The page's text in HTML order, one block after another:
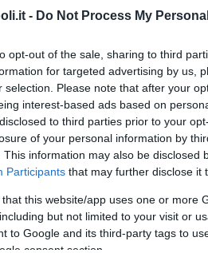
- Do Not Process My
opt-out of the sale, sharing to third
for targeted advertising by us,
selection. Please note that after your
interest-based ads based on
to third parties prior to your
of your personal information by
This information may also be disclosed
Participants that may further disclose it
that this website/app uses one or more
but not limited to your visit or
to Google and its third-party tags to
consent section.
potrete usare, per creare le
manico o, meglio ancora, le
perfette se volete creare
essenziale per la
Ma serve per renderle più
loro ‘consistenza’.
IN CASA LA
tiepida